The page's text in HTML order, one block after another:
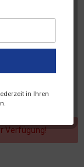
in Ihren
Verfügung!